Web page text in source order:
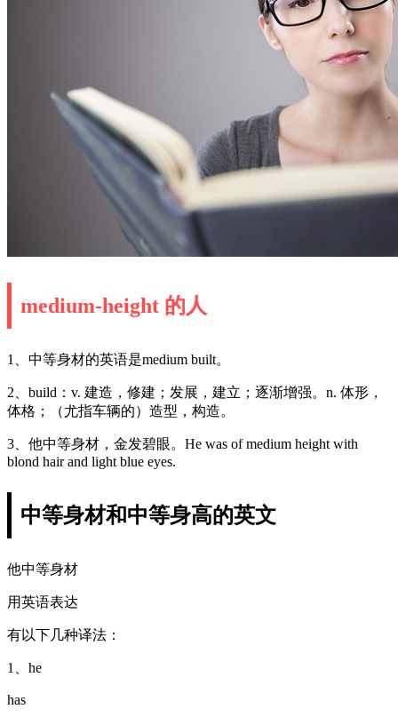
medium-height 的人
1、中等身材的英语是medium built。
2、build：v. 建造，修建；发展，建立；逐渐增强。n. 体形，
体格；（尤指车辆的）造型，构造。
3、他中等身材，金发碧眼。He was of medium height with
blond hair and light blue eyes.
中等身材和中等身高的英文
他中等身材
用英语表达
有以下几种译法：
1、he
has